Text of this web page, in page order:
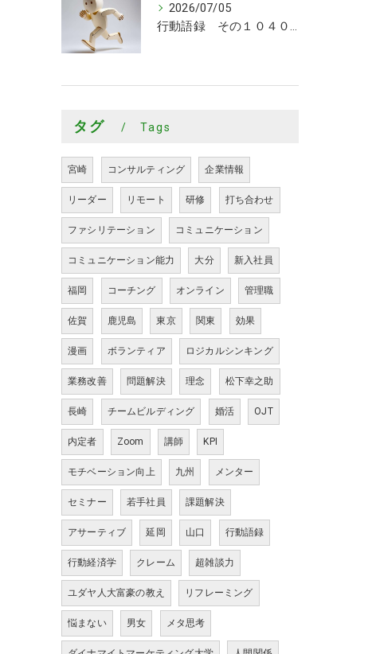
2026/07/05
行動語録 その１０４０ 行動あるのみ！
タグ Tags
宮崎 コンサルティング 企業情報
リーダー リモート 研修 打ち合わせ
ファシリテーション コミュニケーション
コミュニケーション能力 大分 新入社員
福岡 コーチング オンライン 管理職
佐賀 鹿児島 東京 関東 効果
漫画 ボランティア ロジカルシンキング
業務改善 問題解決 理念 松下幸之助
長崎 チームビルディング 婚活 OJT
内定者 Zoom 講師 KPI
モチベーション向上 九州 メンター
セミナー 若手社員 課題解決
アサーティブ 延岡 山口 行動語録
行動経済学 クレーム 超雑談力
ユダヤ人大富豪の教え リフレーミング
悩まない 男女 メタ思考